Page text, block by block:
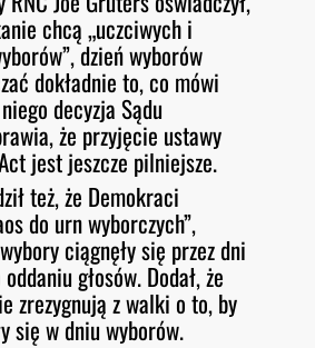
chcą „uczciwych i
dzień wyborów
dokładnie to, co mówi
decyzja Sądu
że przyjęcie ustawy
jest jeszcze pilniejsze.
też, że Demokraci
do urn wyborczych”,
ciągnęły się przez dni
głosów. Dodał, że
zrezygnują z walki o to, by
się w dniu wyborów.